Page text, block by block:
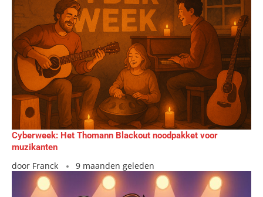
Cyberweek: Het Thomann Blackout noodpakket voor
muzikanten
door Franck 9 maanden geleden